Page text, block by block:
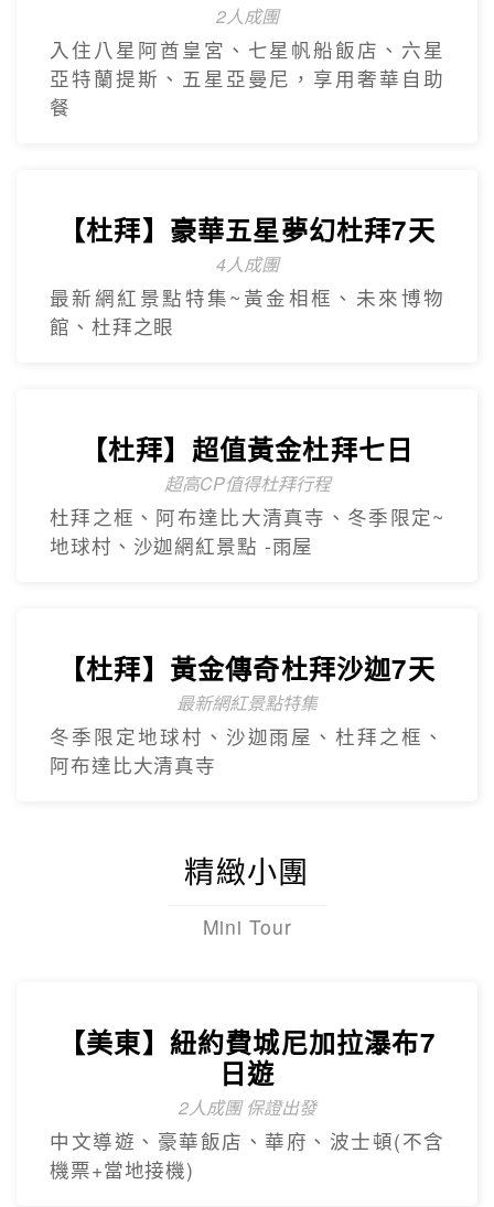
2人成團
入住八星阿酋皇宮、七星帆船飯店、六星
亞特蘭提斯、五星亞曼尼，享用奢華自助
餐
【杜拜】豪華五星夢幻杜拜7天
4人成團
最新網紅景點特集~黃金相框、未來博物
館、杜拜之眼
【杜拜】超值黃金杜拜七日
超高CP值得杜拜行程
杜拜之框、阿布達比大清真寺、冬季限定~
地球村、沙迦網紅景點 -⾬屋
【杜拜】黃金傳奇杜拜沙迦7天
最新網紅景點特集
冬季限定地球村、沙迦⾬屋、杜拜之框、
阿布達比大清真寺
精緻小團
Mini Tour
【美東】紐約費城尼加拉瀑布7
日遊
2人成團 保證出發
中文導遊、豪華飯店、華府、波士頓(不含
機票+當地接機)